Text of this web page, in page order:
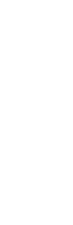
成本控制。创造
直接席位。
地设有营业部。
员会。
服务到心”的理
行以及交通银行